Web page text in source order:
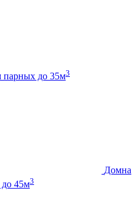
парных до 35м3
Домна
45м3